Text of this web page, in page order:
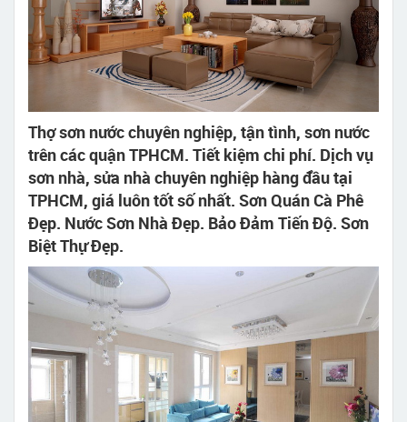
Thợ sơn nước chuyên nghiệp, tận tình, sơn nước
trên các quận TPHCM. Tiết kiệm chi phí. Dịch vụ
sơn nhà, sửa nhà chuyên nghiệp hàng đầu tại
TPHCM, giá luôn tốt số nhất. Sơn Quán Cà Phê
Đẹp. Nước Sơn Nhà Đẹp. Bảo Đảm Tiến Độ. Sơn
Biệt Thự Đẹp.